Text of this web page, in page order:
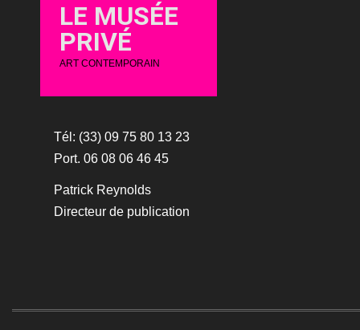
LE MUSÉE
PRIVÉ
ART CONTEMPORAIN
Tél: (33) 09 75 80 13 23
Port. 06 08 06 46 45
Patrick Reynolds
Directeur de publication